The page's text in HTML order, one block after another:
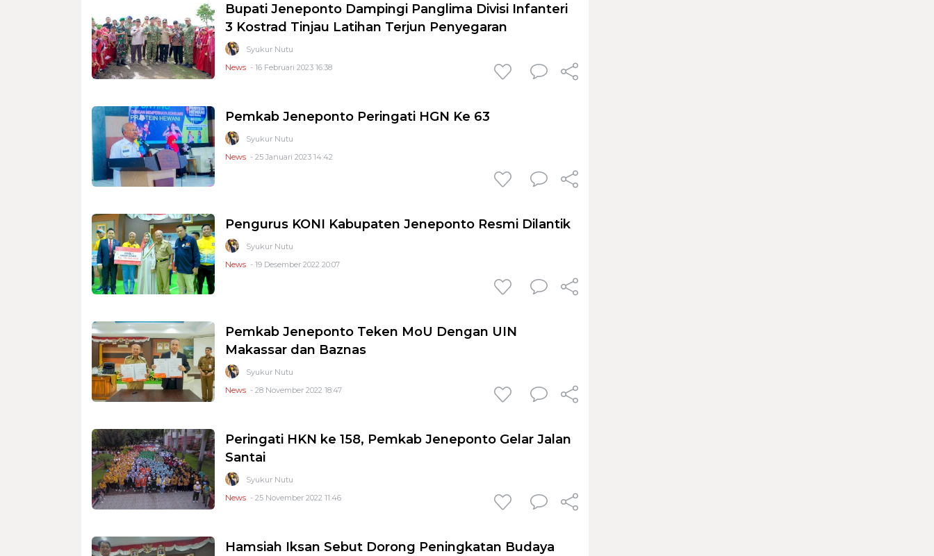
Bupati Jeneponto Dampingi Panglima Divisi Infanteri
3 Kostrad Tinjau Latihan Terjun Penyegaran
Syukur Nutu
News - 16 Februari 2023 16:38
Pemkab Jeneponto Peringati HGN Ke 63
Syukur Nutu
News - 25 Januari 2023 14:42
Pengurus KONI Kabupaten Jeneponto Resmi Dilantik
Syukur Nutu
News - 19 Desember 2022 20:07
Pemkab Jeneponto Teken MoU Dengan UIN
Makassar dan Baznas
Syukur Nutu
News - 28 November 2022 18:47
Peringati HKN ke 158, Pemkab Jeneponto Gelar Jalan
Santai
Syukur Nutu
News - 25 November 2022 11:46
Hamsiah Iksan Sebut Dorong Peningkatan Budaya